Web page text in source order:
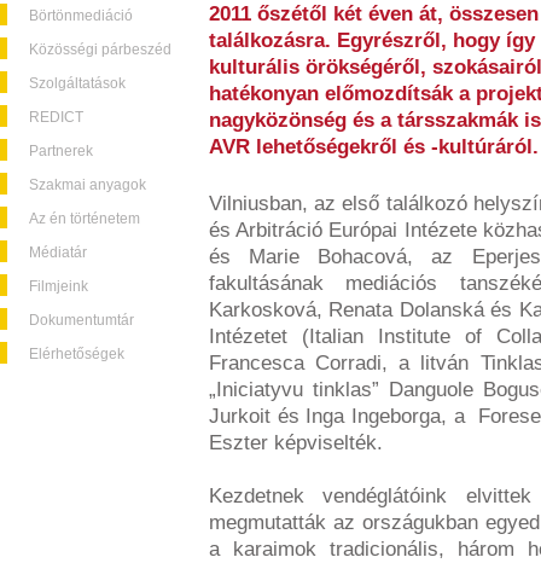
Börtönmediáció
Közösségi párbeszéd
Szolgáltatások
REDICT
Partnerek
Szakmai anyagok
Az én történetem
Médiatár
Filmjeink
Dokumentumtár
Elérhetőségek
2011 őszétől két éven át,
találkozásra. Egyrészről, hogy
kulturális örökségéről,
hatékonyan előmozdítsák a
nagyközönség és a társszakmák
AVR lehetőségekről és -kultúráról.
Vilniusban, az első találkozó
és Arbitráció Európai Intézete
és Marie Bohacová, az
fakultásának mediációs
Karkosková, Renata Dolanská és
Intézetet (Italian Institute of
Francesca Corradi, a litván
„Iniciatyvu tinklas” Danguole
Jurkoit és Inga Ingeborga, a
Eszter képviselték.
Kezdetnek vendéglátóink
megmutatták az országukban
a karaimok tradicionális, három